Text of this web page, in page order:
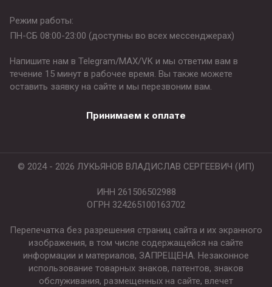
Режим работы:
ПН-СБ 08:00-23:00 (доступны во всех мессенджерах)
Напишите нам в Telegram/MAX/VK и мы ответим вам в
течение 15 минут в рабочее время. Вы также можете
оставить заявку на сайте и мы перезвоним вам.
Принимаем к оплате
© 2024 - 2026 ЛУКЬЯНОВ ВЛАДИСЛАВ СЕРГЕЕВИЧ (ИП)
ИНН 261506502988
ОГРН 324265100163702
Перепечатка без разрешения страниц сайта и их экранного
изображения, в том числе содержащейся на сайте
информации и материалов, ЗАПРЕЩЕНА. Незаконное
использование товарных знаков, патентов, знаков
обслуживания, размещенных на сайте, влечет